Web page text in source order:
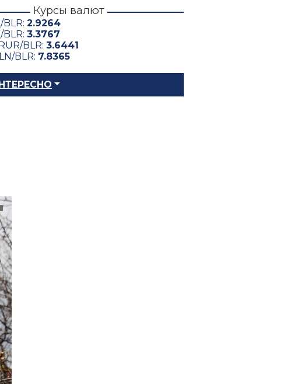
Курсы валют
BLR: 2.9264
BLR: 3.3767
BLR: 3.6441
BLR: 7.8365